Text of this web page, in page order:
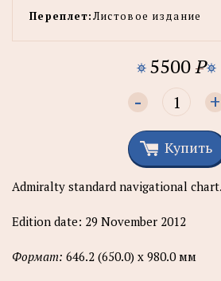
Переплет:Листовое издание
5500P
- +
Купить
Admiralty standard navigational
Edition date: 29 November 2012
Формат: 646.2 (650.0) х 980.0 мм